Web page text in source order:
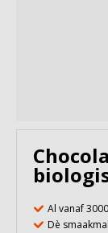
Al vanaf
Dè